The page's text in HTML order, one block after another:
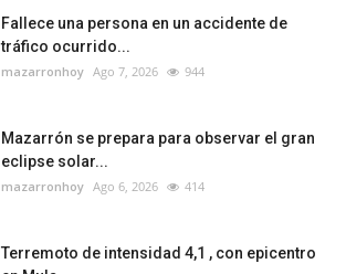
Fallece una persona en un accidente de
tráfico ocurrido...
mazarronhoy Ago 7, 2026 944
Mazarrón se prepara para observar el gran
eclipse solar...
mazarronhoy Ago 6, 2026 414
Terremoto de intensidad 4,1 , con epicentro